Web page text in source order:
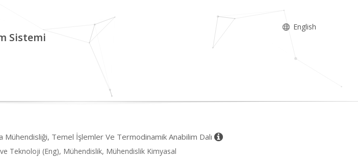
Sistemi
English
Mühendisliği, Temel İşlemler Ve Termodinamik Anabilim Dalı
Teknoloji (Eng), Mühendislik, Mühendislik Kimyasal